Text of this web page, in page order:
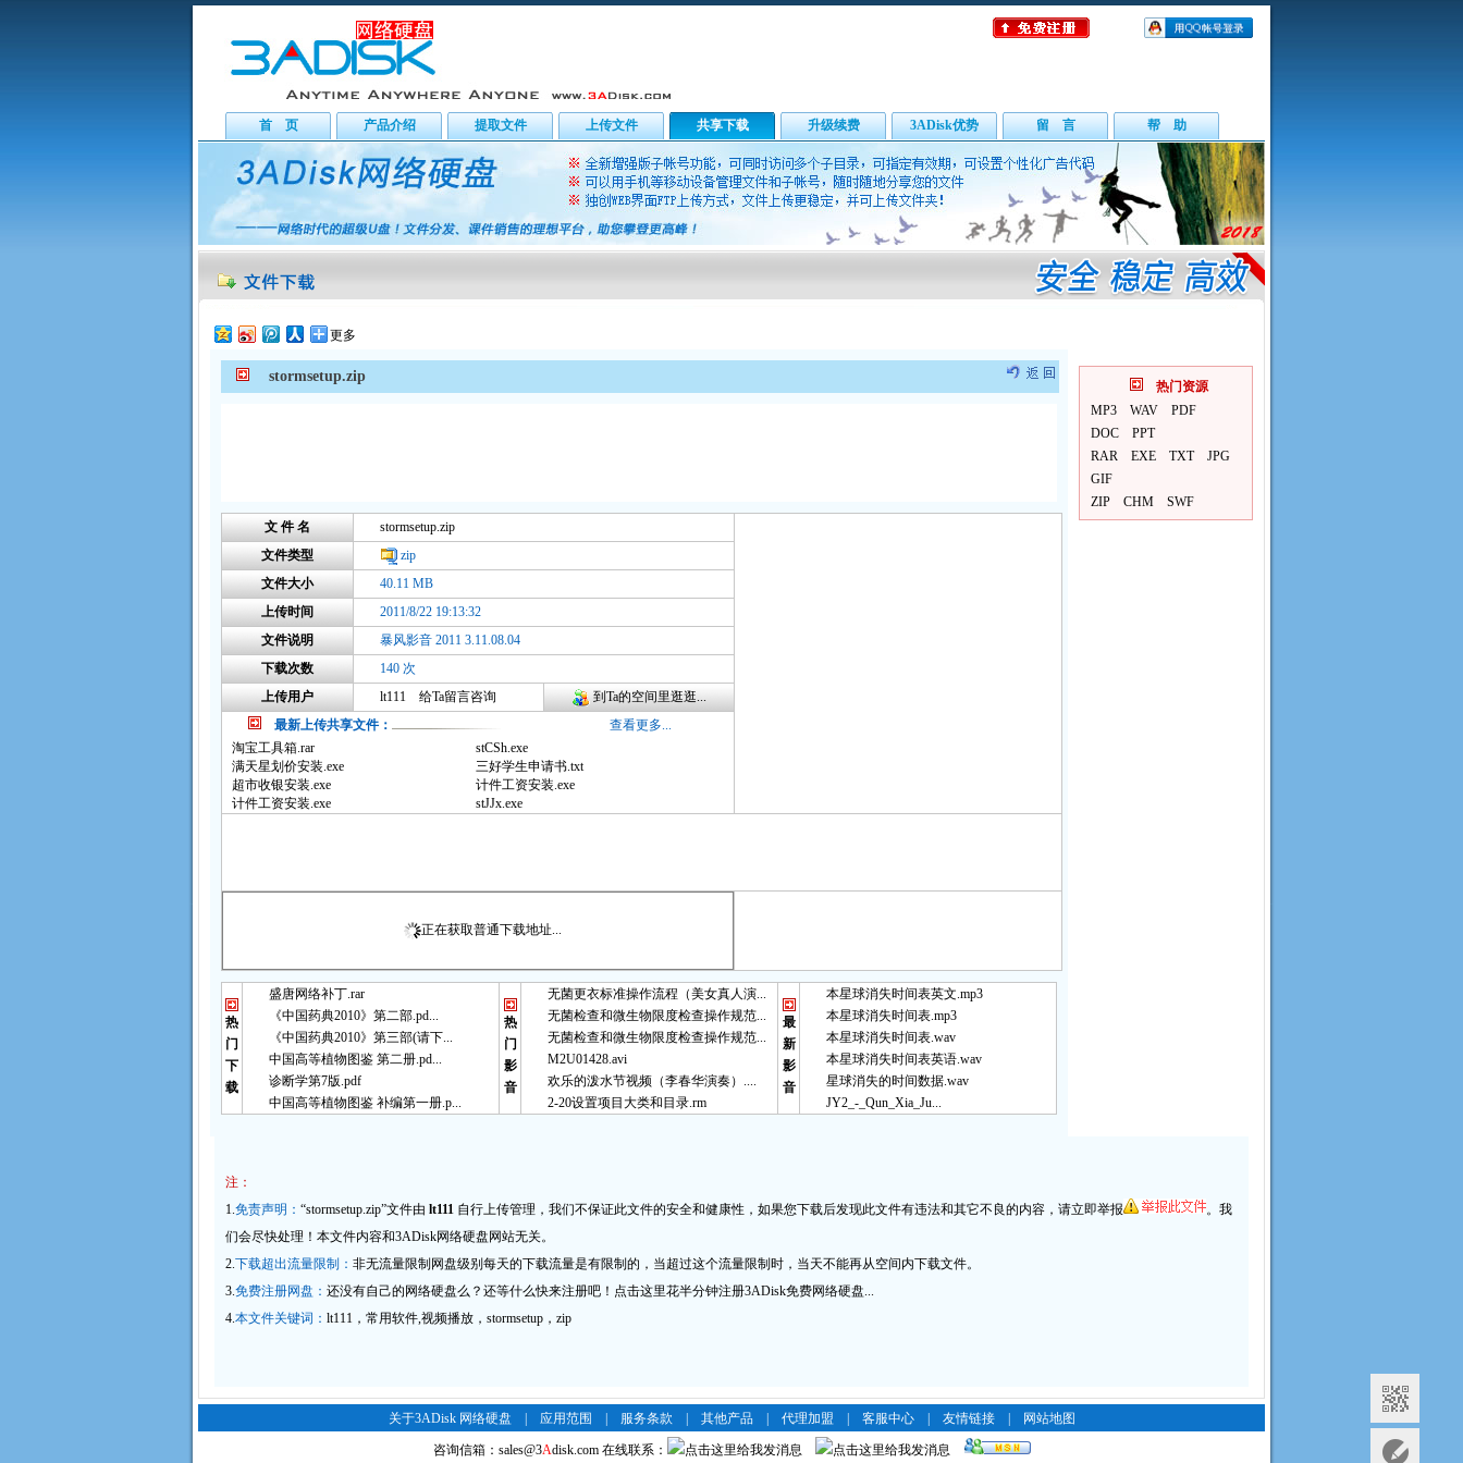
首 页 产品介绍 提取文件 上传文件 共享下载 升级续费 3ADisk优势 留 言 帮 助
更多
stormsetup.zip
文 件 名
stormsetup.zip
文件类型
zip
文件大小
40.11 MB
上传时间
2011/8/22 19:13:32
文件说明
暴风影音 2011 3.11.08.04
下载次数
140 次
上传用户
lt111 给Ta留言咨询
到Ta的空间里逛逛...
最新上传共享文件：
查看更多...
淘宝工具箱.rar
stCSh.exe
满天星划价安装.exe
三好学生申请书.txt
超市收银安装.exe
计件工资安装.exe
计件工资安装.exe
stJJx.exe
正在获取普通下载地址...
热
门
下
载
盛唐网络补丁.rar
《中国药典2010》第二部.pd...
《中国药典2010》第三部(请下...
中国高等植物图鉴 第二册.pd...
诊断学第7版.pdf
中国高等植物图鉴 补编第一册.p...
热
门
影
音
无菌更衣标准操作流程（美女真人演...
无菌检查和微生物限度检查操作规范...
无菌检查和微生物限度检查操作规范...
M2U01428.avi
欢乐的泼水节视频（李春华演奏）....
2-20设置项目大类和目录.rm
最
新
影
音
本星球消失时间表英文.mp3
本星球消失时间表.mp3
本星球消失时间表.wav
本星球消失时间表英语.wav
星球消失的时间数据.wav
JY2_-_Qun_Xia_Ju...
热门资源
MP3
WAV
PDF
DOC
PPT
RAR
EXE TXT
JPG
GIF
ZIP
CHM SWF
注：
1.免责声明：“stormsetup.zip”文件由lt111 自行上传管理，我们不保证此文件的安全和健康性，如果您下载后发现此文件有违法和其它不良的内容，请立即举报
。我
们会尽快处理！本文件内容和3ADisk网络硬盘 网站无关。
2.下载超出流量限制：非无流量限制网盘级别每天的下载流量是有限制的，当超过这个流量限制时，当天不能再从空间内下载文件。
3.免费注册网盘：还没有自己的网络硬盘么？还等什么快来注册吧！点击这里花半分钟注册3ADisk免费网络硬盘...
4.本文件关键词：lt111，常用软件,视频播放，stormsetup，zip
关于3ADisk 网络硬盘 应用范围 服务条款 其他产品| 代理加盟 客服中心| 友情链接| 网站地图
咨询信箱： sales@3Adisk.com在线联系：